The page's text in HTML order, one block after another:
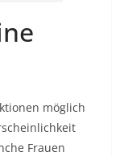
möglich
Frauen